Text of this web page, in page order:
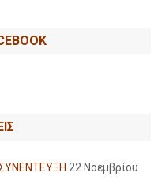
22 Νοεμβρίου